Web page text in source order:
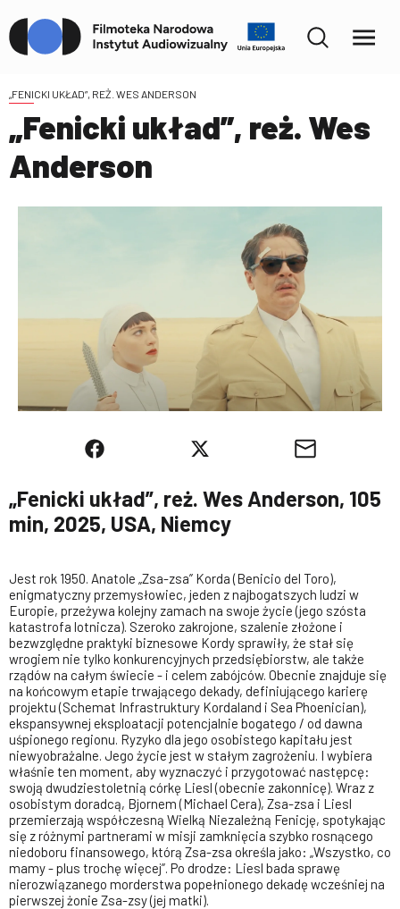
„FENICKI UKŁAD”, REŻ. WES ANDERSON
„Fenicki układ”, reż. Wes
Anderson
„Fenicki układ”, reż. Wes Anderson, 105
min, 2025, USA, Niemcy
Jest rok 1950. Anatole „Zsa-zsa” Korda (Benicio del Toro),
enigmatyczny przemysłowiec, jeden z najbogatszych ludzi w
Europie, przeżywa kolejny zamach na swoje życie (jego szósta
katastrofa lotnicza). Szeroko zakrojone, szalenie złożone i
bezwzględne praktyki biznesowe Kordy sprawiły, że stał się
wrogiem nie tylko konkurencyjnych przedsiębiorstw, ale także
rządów na całym świecie - i celem zabójców. Obecnie znajduje się
na końcowym etapie trwającego dekady, definiującego karierę
projektu (Schemat Infrastruktury Kordaland i Sea Phoenician),
ekspansywnej eksploatacji potencjalnie bogatego / od dawna
uśpionego regionu. Ryzyko dla jego osobistego kapitału jest
niewyobrażalne. Jego życie jest w stałym zagrożeniu. I wybiera
właśnie ten moment, aby wyznaczyć i przygotować następcę:
swoją dwudziestoletnią córkę Liesl (obecnie zakonnicę). Wraz z
osobistym doradcą, Bjornem (Michael Cera), Zsa-zsa i Liesl
przemierzają współczesną Wielką Niezależną Fenicję, spotykając
się z różnymi partnerami w misji zamknięcia szybko rosnącego
niedoboru finansowego, którą Zsa-zsa określa jako: „Wszystko, co
mamy - plus trochę więcej”. Po drodze: Liesl bada sprawę
nierozwiązanego morderstwa popełnionego dekadę wcześniej na
pierwszej żonie Zsa-zsy (jej matki).